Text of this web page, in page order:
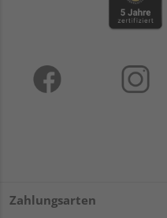
Zahlungsarten